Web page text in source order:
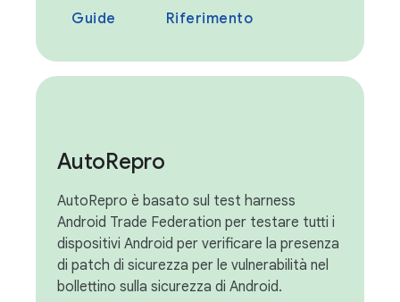
Guide Riferimento
AutoRepro
AutoRepro è basato sul test harness
Android Trade Federation per testare tutti i
dispositivi Android per verificare la presenza
di patch di sicurezza per le vulnerabilità nel
bollettino sulla sicurezza di Android.